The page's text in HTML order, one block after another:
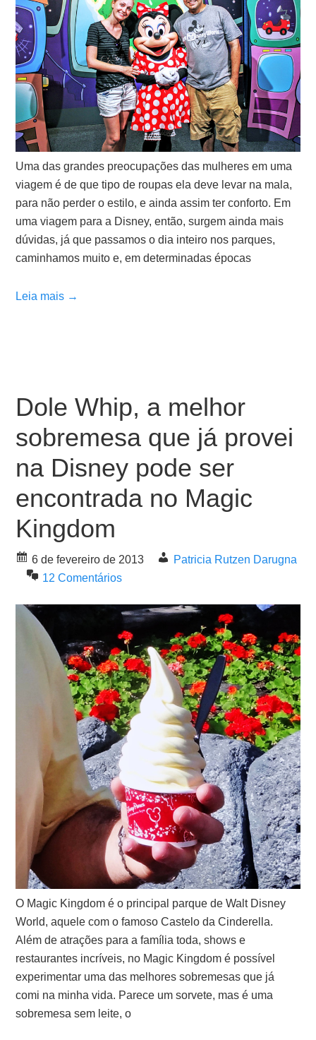
Uma das grandes preocupações das mulheres em uma
viagem é de que tipo de roupas ela deve levar na mala,
para não perder o estilo, e ainda assim ter conforto. Em
uma viagem para a Disney, então, surgem ainda mais
dúvidas, já que passamos o dia inteiro nos parques,
caminhamos muito e, em determinadas épocas
Leia mais →
Dole Whip, a melhor
sobremesa que já provei
na Disney pode ser
encontrada no Magic
Kingdom
6 de fevereiro de 2013
Patricia Rutzen Darugna
12 Comentários
O Magic Kingdom é o principal parque de Walt Disney
World, aquele com o famoso Castelo da Cinderella.
Além de atrações para a família toda, shows e
restaurantes incríveis, no Magic Kingdom é possível
experimentar uma das melhores sobremesas que já
comi na minha vida. Parece um sorvete, mas é uma
sobremesa sem leite, o